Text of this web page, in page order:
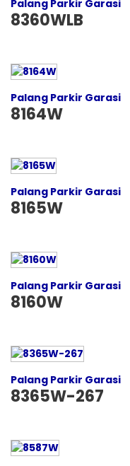
Palang Parkir Garasi
8360WLB
Palang Parkir Garasi
8164W
Palang Parkir Garasi
8165W
Palang Parkir Garasi
8160W
Palang Parkir Garasi
8365W-267